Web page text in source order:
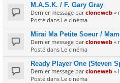
M.A.S.K. / F. Gary Gray
Dernier message parcloneweb «
Posté dans Le cinéma
Mirai Ma Petite Soeur /
Dernier message parcloneweb «
Posté dans Le cinéma
Ready Player One (Steven
Dernier message parcloneweb «
Posté dans Le cinéma